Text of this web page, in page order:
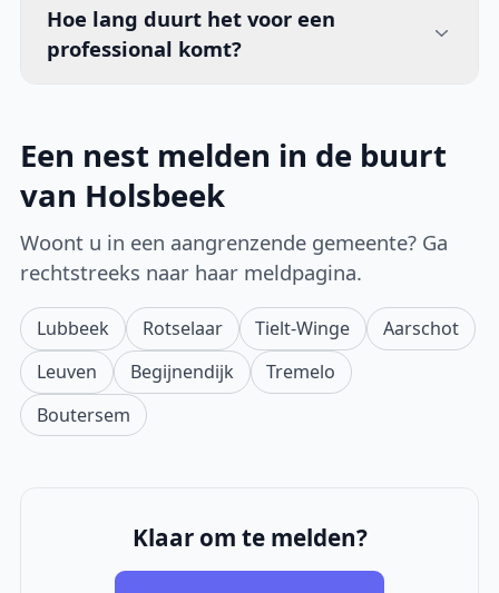
Hoe lang duurt het voor een
professional komt?
Een nest melden in de buurt
van Holsbeek
Woont u in een aangrenzende gemeente? Ga
rechtstreeks naar haar meldpagina.
Lubbeek Rotselaar Tielt-Winge
Aarschot
Leuven
Begijnendijk
Tremelo
Boutersem
Klaar om te melden?